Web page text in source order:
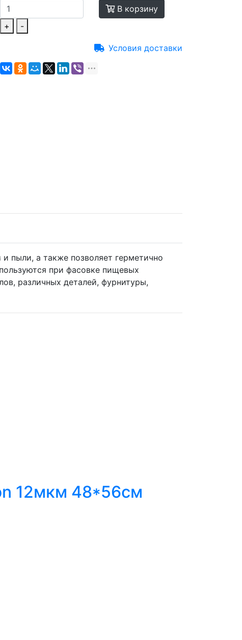
+ -
В корзину
Условия доставки
пыли, а также позволяет герметично
при фасовке пищевых
различных деталей, фурнитуры,
12мкм 48*56см